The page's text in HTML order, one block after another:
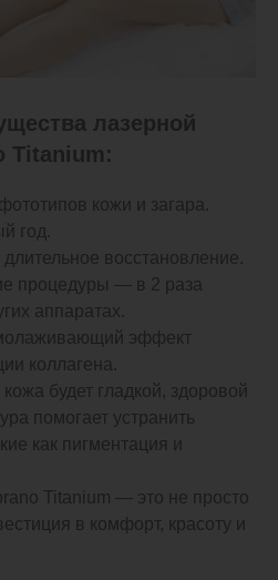
лазерной
Titanium:
кожи и загара.
год.
восстановление.
процедуры — в 2 раза
аппаратах.
эффект
коллагена.
будет гладкой, здоровой
помогает устранить
как пигментация и
Titanium — это не просто
в комфорт, красоту и